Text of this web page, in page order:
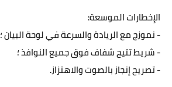
الإخطارات الموسعة:
- نموزج مع الريادة والسرعة في لوحة البيان ؛
- شريط تتيح شفاف فوق جميع النوافذ ؛
- تصريح إنجاز بالصوت والاهتزاز.